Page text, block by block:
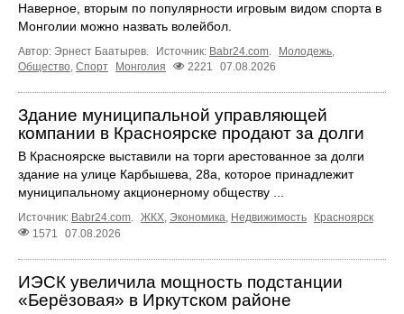
Наверное, вторым по популярности игровым видом спорта в
Монголии можно назвать волейбол.
Автор: Эрнест Баатырев. Источник: Babr24.com. Молодежь,
Общество, Спорт Монголия 2221 07.08.2026
Здание муниципальной управляющей
компании в Красноярске продают за долги
В Красноярске выставили на торги арестованное за долги
здание на улице Карбышева, 28а, которое принадлежит
муниципальному акционерному обществу ...
Источник: Babr24.com. ЖКХ, Экономика, Недвижимость
Красноярск
1571
07.08.2026
ИЭСК увеличила мощность подстанции
«Берёзовая» в Иркутском районе